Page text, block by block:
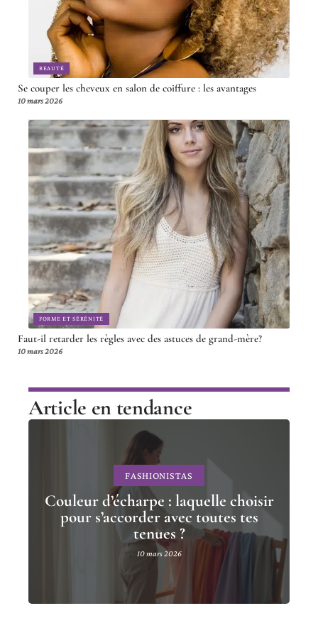
BEAUTÉ
Se couper les cheveux en salon de coiffure : les avantages
10 mars 2026
FORME ET SÉRÉNITÉ
Faut-il retarder les règles avec des astuces de grand-mère?
10 mars 2026
Article en tendance
FASHIONISTAS
Couleur d’écharpe : laquelle choisir
pour s’accorder avec toutes tes
tenues ?
10 mars 2026